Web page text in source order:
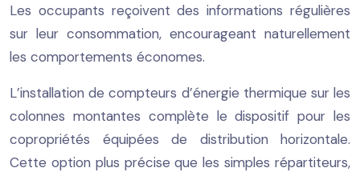
Les occupants reçoivent des informations régulières
sur leur consommation, encourageant naturellement
les comportements économes.
L’installation de compteurs d’énergie thermique sur les
colonnes montantes complète le dispositif pour les
copropriétés équipées de distribution horizontale.
Cette option plus précise que les simples répartiteurs,